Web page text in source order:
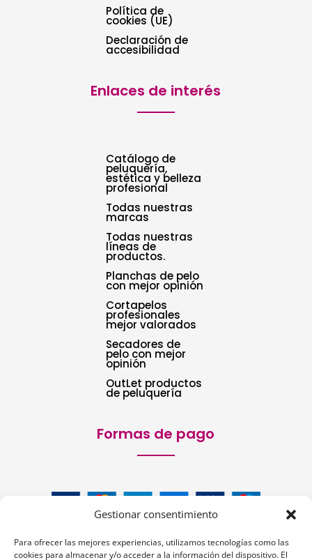
Gestionar consentimiento
Para ofrecer las mejores experiencias, utilizamos tecnologías como las
cookies para almacenar y/o acceder a la información del dispositivo. El
Política de
cookies (UE)
Declaración de
accesibilidad
Enlaces de interés
Catálogo de
peluquería,
estética y belleza
profesional
Todas nuestras
marcas
Todas nuestras
líneas de
productos.
Planchas de pelo
con mejor opinión
Cortapelos
profesionales
mejor valorados
Secadores de
pelo con mejor
opinión
OutLet productos
de peluquería
Formas de pago